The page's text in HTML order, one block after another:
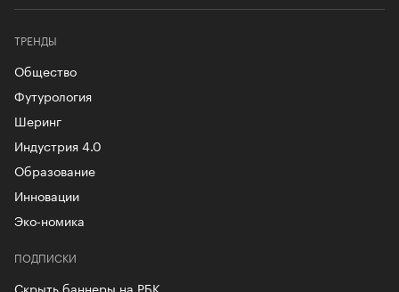
ТРЕНДЫ
Общество
Футурология
Шеринг
Индустрия 4.0
Образование
Инновации
Эко-номика
ПОДПИСКИ
Скрыть баннеры на РБК